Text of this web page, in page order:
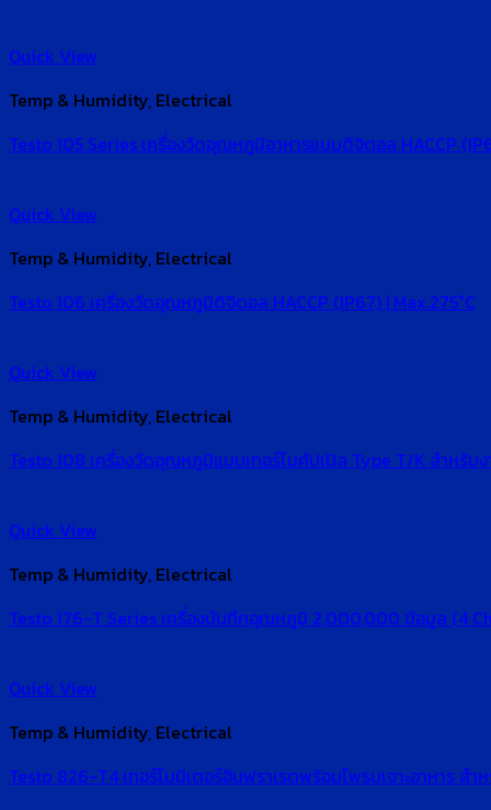
Quick View
Temp & Humidity, Electrical
Testo 105 Series เครื่องวัดอุณหภูมิอาหารแบบดิจิตอล HACCP
Quick View
Temp & Humidity, Electrical
Testo 106 เครื่องวัดอุณหภูมิดิจิตอล HACCP (IP67) | Max.275°C
Quick View
Temp & Humidity, Electrical
Testo 108 เครื่องวัดอุณหภูมิแบบเทอร์โมคัปเปิล Type T/K สำหรับ
Quick View
Temp & Humidity, Electrical
Testo 176-T Series เครื่องบันทึกอุณหภูมิ 2,000,000 ข้อมูล (4
Quick View
Temp & Humidity, Electrical
Testo 826-T4 เทอร์โมมิเตอร์อินฟราเรดพร้อมโพรบเจาะอาหาร